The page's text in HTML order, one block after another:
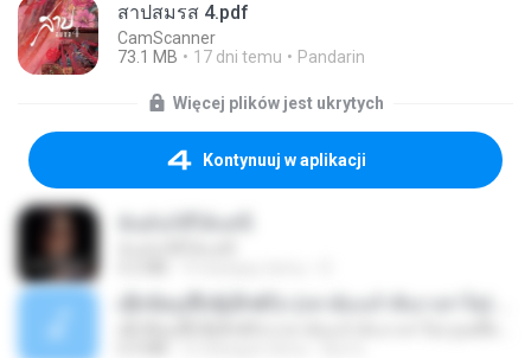
สาปสมรส 4.pdf
CamScanner
73.1 MB
17 dni temu Pandarin
Więcej plików jest ukrytych
Kontynuuj w aplikacji